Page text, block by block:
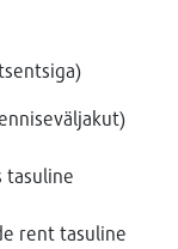
tasuline
rent tasuline